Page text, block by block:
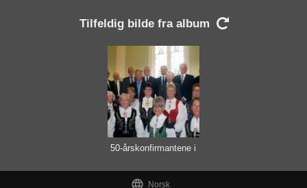
Tilfeldig bilde fra album 
50-årskonfirmantene i
 Norsk